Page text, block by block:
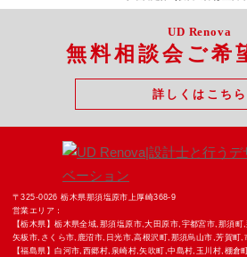
栃木県足利市八幡町１丁目１１−４
Tel. 0284-22-3868
UD Renova
無料相談会ご希
詳しくはこちら
〒325-0026 栃木県那須塩原市上厚崎368-9
営業エリア：
【栃木県】栃木県全域,那須塩原市,大田原市,宇都宮市,那須
矢板市,さくら市,鹿沼市,日光市,高根沢町,那須烏山市,芳賀町,
【福島県】白河市,西郷村,泉崎村,矢吹町,中島村,玉川村,棚倉